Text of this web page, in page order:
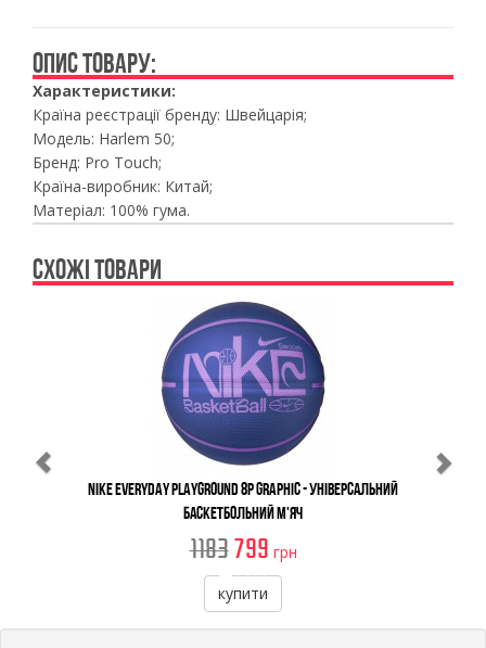
ОПИС ТОВАРУ:
Характеристики:
Країна реєстрації бренду: Швейцарія;
Модель: Harlem 50;
Бренд: Pro Touch;
Країна-виробник: Китай;
Матеріал: 100% гума.
СХОЖІ ТОВАРИ
Nike Everyday Playground 8P Graphic - Універсальний
Баскетбольний М'яч
1183 799 грн
купити